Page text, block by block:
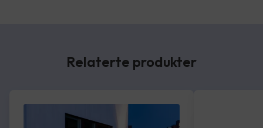
Relaterte produkter